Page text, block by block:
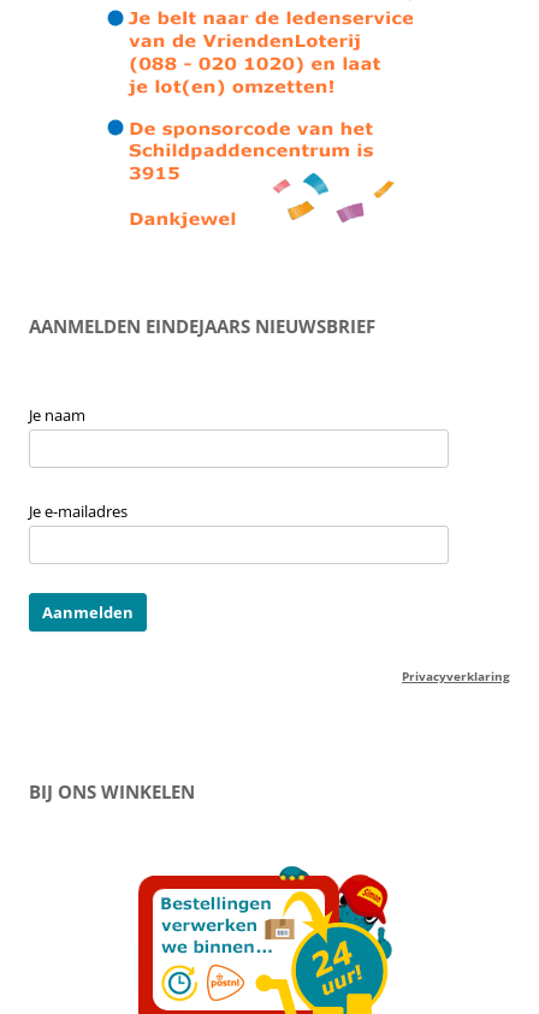
AANMELDEN EINDEJAARS NIEUWSBRIEF
Je naam
Je e-mailadres
Privacyverklaring
BIJ ONS WINKELEN